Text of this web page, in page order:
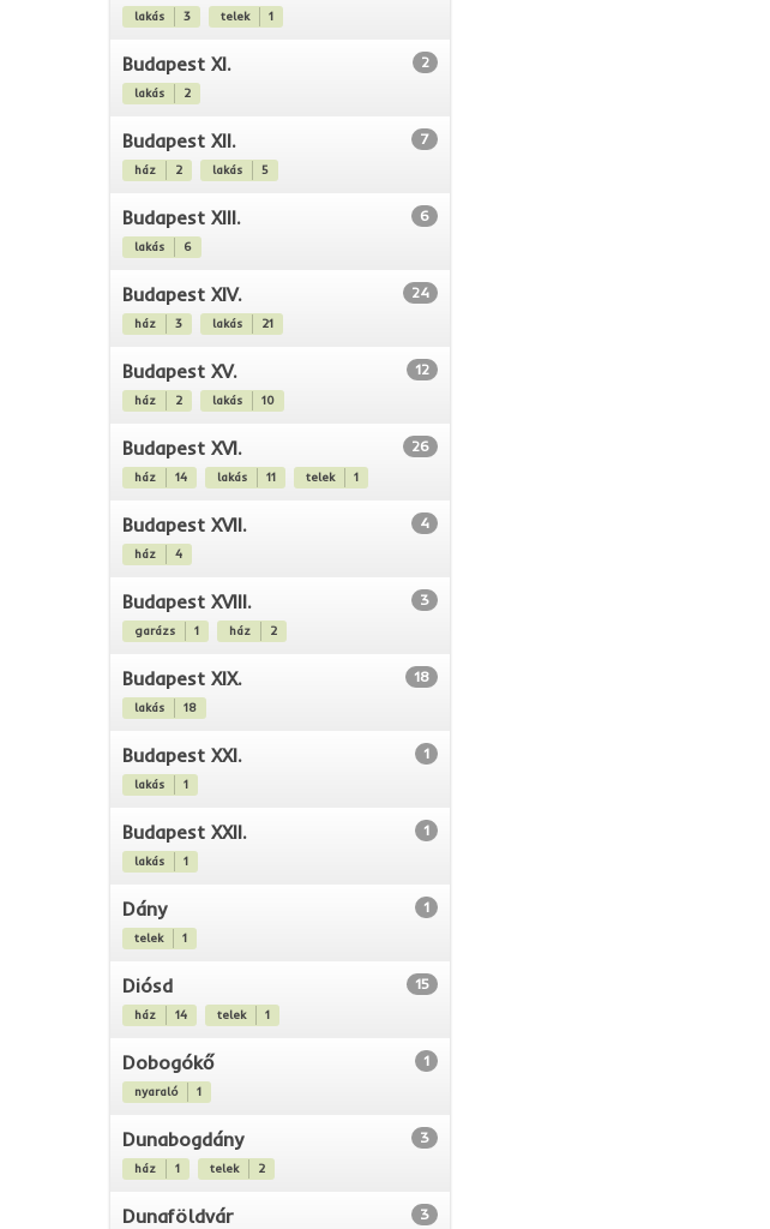
lakás 3 telek 1
Budapest XI. 2
lakás 2
Budapest XII. 7
ház 2 lakás 5
Budapest XIII. 6
lakás 6
Budapest XIV. 24
ház 3 lakás 21
Budapest XV. 12
ház 2 lakás 10
Budapest XVI. 26
ház 14 lakás 11 telek 1
Budapest XVII. 4
ház 4
Budapest XVIII. 3
garázs 1 ház 2
Budapest XIX. 18
lakás 18
Budapest XXI. 1
lakás 1
Budapest XXII. 1
lakás 1
Dány 1
telek 1
Diósd 15
ház 14 telek 1
Dobogókő 1
nyaraló 1
Dunabogdány 3
ház 1 telek 2
Dunaföldvár 3